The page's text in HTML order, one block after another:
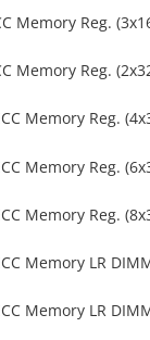
Memory Reg.
Memory Reg.
Memory Reg.
Memory Reg.
Memory Reg.
Memory LR
Memory LR